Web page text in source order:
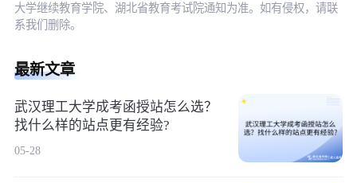
大学继续教育学院、湖北省教育考试院通知为准。如有侵权，请联
系我们删除。
最新文章
武汉理工大学成考函授站怎么选？
找什么样的站点更有经验?
05-28